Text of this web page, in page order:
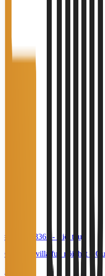
#TS74273362 -
Biệt thự
Cho thuê villa full nội thất ở